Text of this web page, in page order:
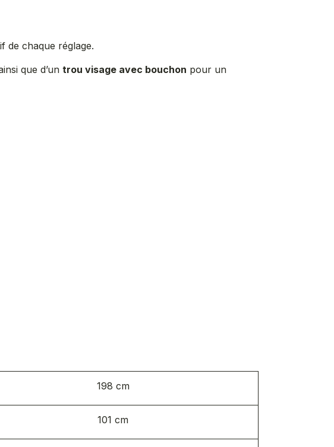
de chaque réglage.
que d’un trou visage avec bouchon pour un
198 cm
101 cm